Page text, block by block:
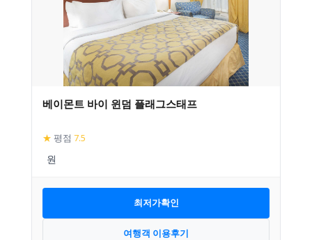
베이몬트 바이 윈덤 플래그스태프
★ 평점 7.5
최저가확인
여행객 이용후기